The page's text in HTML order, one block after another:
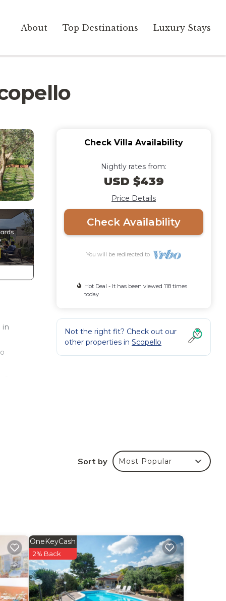
About Top Destinations Luxury Stays
in
Check Villa Availability
Nightly rates from:
USD $439
Price Details
Check Availability
You will be redirected to
Hot Deal - It has been viewed 118 times
today
Not the right fit? Check out our
other properties in Scopello
Sort by Most Popular
OneKeyCash
2% Back